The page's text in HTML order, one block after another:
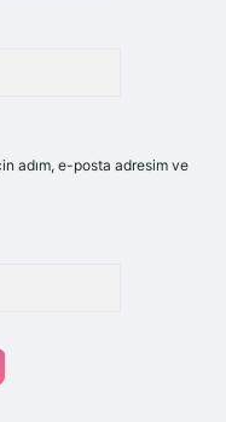
adım, e-posta adresim ve